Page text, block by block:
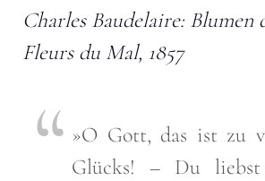
Charles Baudelaire: Blumen
Fleurs du Mal, 1857
»O Gott, das ist zu
Glücks! – Du